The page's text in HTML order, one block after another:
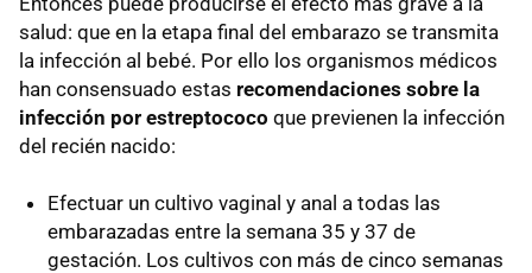
salud: que en la etapa final del embarazo se transmita
la infección al bebé. Por ello los organismos médicos
han consensuado estas recomendaciones sobre la
infección por estreptococo que previenen la infección
del recién nacido:
Efectuar un cultivo vaginal y anal a todas las
embarazadas entre la semana 35 y 37 de
gestación. Los cultivos con más de cinco semanas